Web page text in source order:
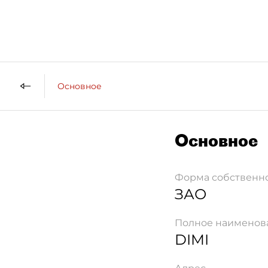
Основное
Основное
Форма
ЗАО
Полное
DIMI